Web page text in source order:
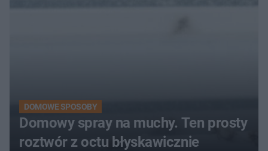
DOMOWE SPOSOBY
Domowy spray na muchy. Ten prosty
roztwór z octu błyskawicznie